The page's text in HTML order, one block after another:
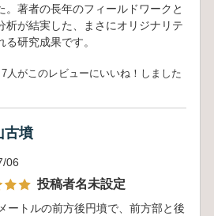
。著者の長年のフィールドワークと
析が結実した、まさにオリジナリテ
る研究成果です。
7人がこのレビューにいいね！しました
古墳
06
投稿者名未設定
ートルの前方後円墳で、前方部と後